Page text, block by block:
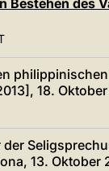
Bestehen des
18.
13. Oktober